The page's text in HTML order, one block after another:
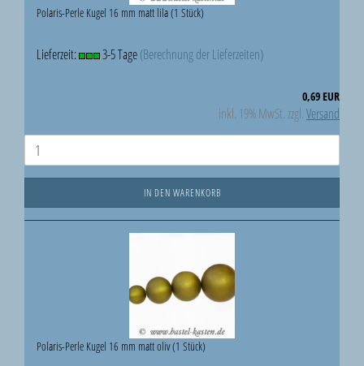
Polaris-Perle Kugel 16 mm matt lila (1 Stück)
Lieferzeit: 3-5 Tage(Berechnung der Lieferzeiten)
0,69 EUR
inkl. 19% MwSt. zzgl.Versand
IN DEN WARENKORB
Polaris-Perle Kugel 16 mm matt oliv (1 Stück)